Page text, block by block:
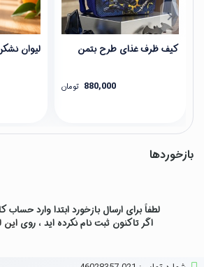
کیف ظرف غذای طرح بتمن
880,000 تومان
لیوان
بازخوردها
لطفاً برای ارسال بازخورد ابتدا وارد
اگر تاکنون ثبت نام نکرده اید ، روی این